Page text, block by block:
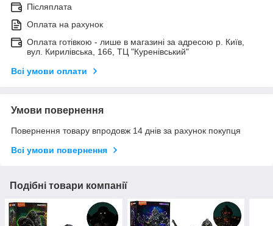
Післяплата
Оплата на рахунок
Оплата готівкою - лише в магазині за адресою р. Київ,
вул. Кирилівська, 166, ТЦ "Куренівський"
Всі умови оплати
Умови повернення
Повернення товару впродовж 14 днів за рахунок покупця
Всі умови повернення
Подібні товари компанії